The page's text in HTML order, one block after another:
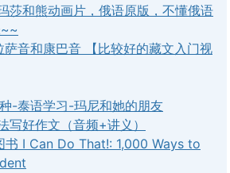
莎和熊动画片，俄语原版，不懂俄语
音和康巴音 【比较好的藏文入门视
-泰语学习-玛尼和她的朋友
写好作文（音频+讲义）
书 I Can Do That!: 1,000 Ways to